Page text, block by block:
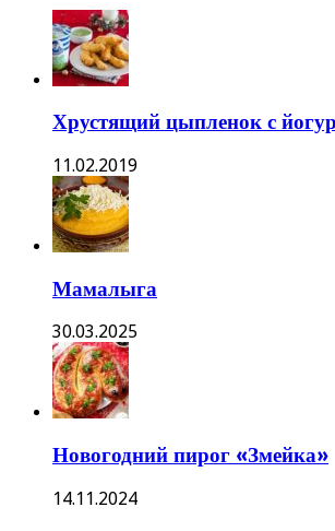
Хрустящий цыпленок с
11.02.2019
Мамалыга
30.03.2025
Новогодний пирог «Змейка»
14.11.2024